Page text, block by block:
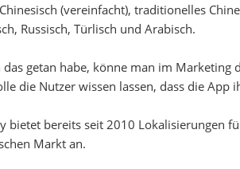
(vereinfacht), traditionelles
Russisch, Türlisch und Arabisch.
das getan habe, könne man im Marketing
die Nutzer wissen lassen, dass die App
bietet bereits seit 2010 Lokalisierungen
Markt an.